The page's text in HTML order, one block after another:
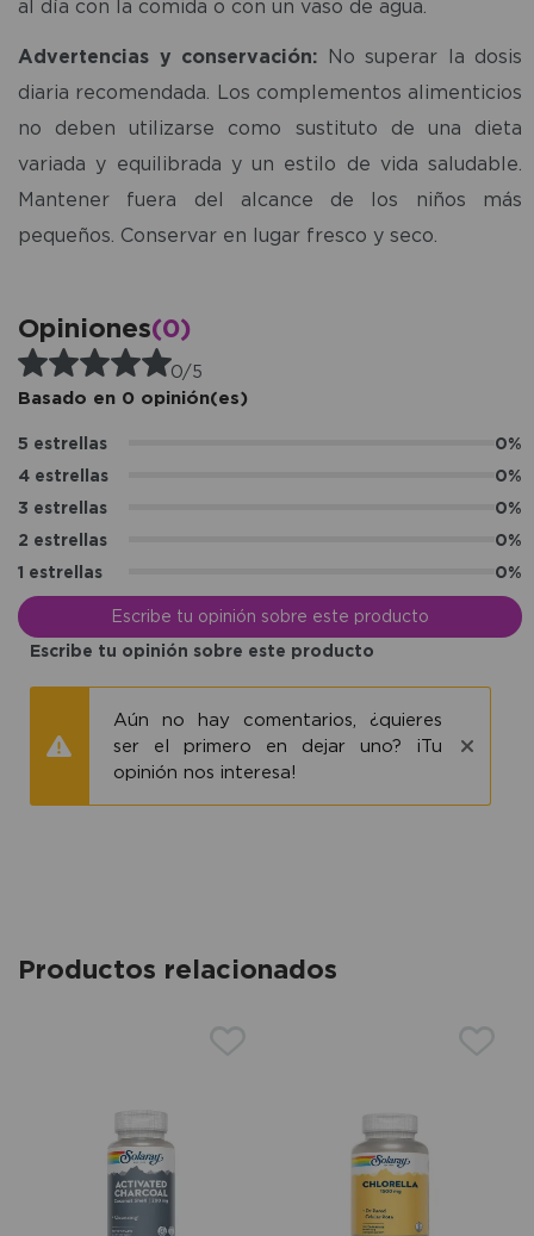
al día con la comida o con un vaso de agua.
Advertencias y conservación: No superar la dosis
diaria recomendada. Los complementos alimenticios
no deben utilizarse como sustituto de una dieta
variada y equilibrada y un estilo de vida saludable.
Mantener fuera del alcance de los niños más
pequeños. Conservar en lugar fresco y seco.
Opiniones(0)
0/5
Basado en 0 opinión(es)
5 estrellas
0%
4 estrellas
0%
3 estrellas
0%
2 estrellas
0%
1 estrellas
0%
Escribe tu opinión sobre este producto
Escribe tu opinión sobre este producto
Aún no hay comentarios, ¿quieres
ser el primero en dejar uno? ¡Tu
opinión nos interesa!
Productos relacionados